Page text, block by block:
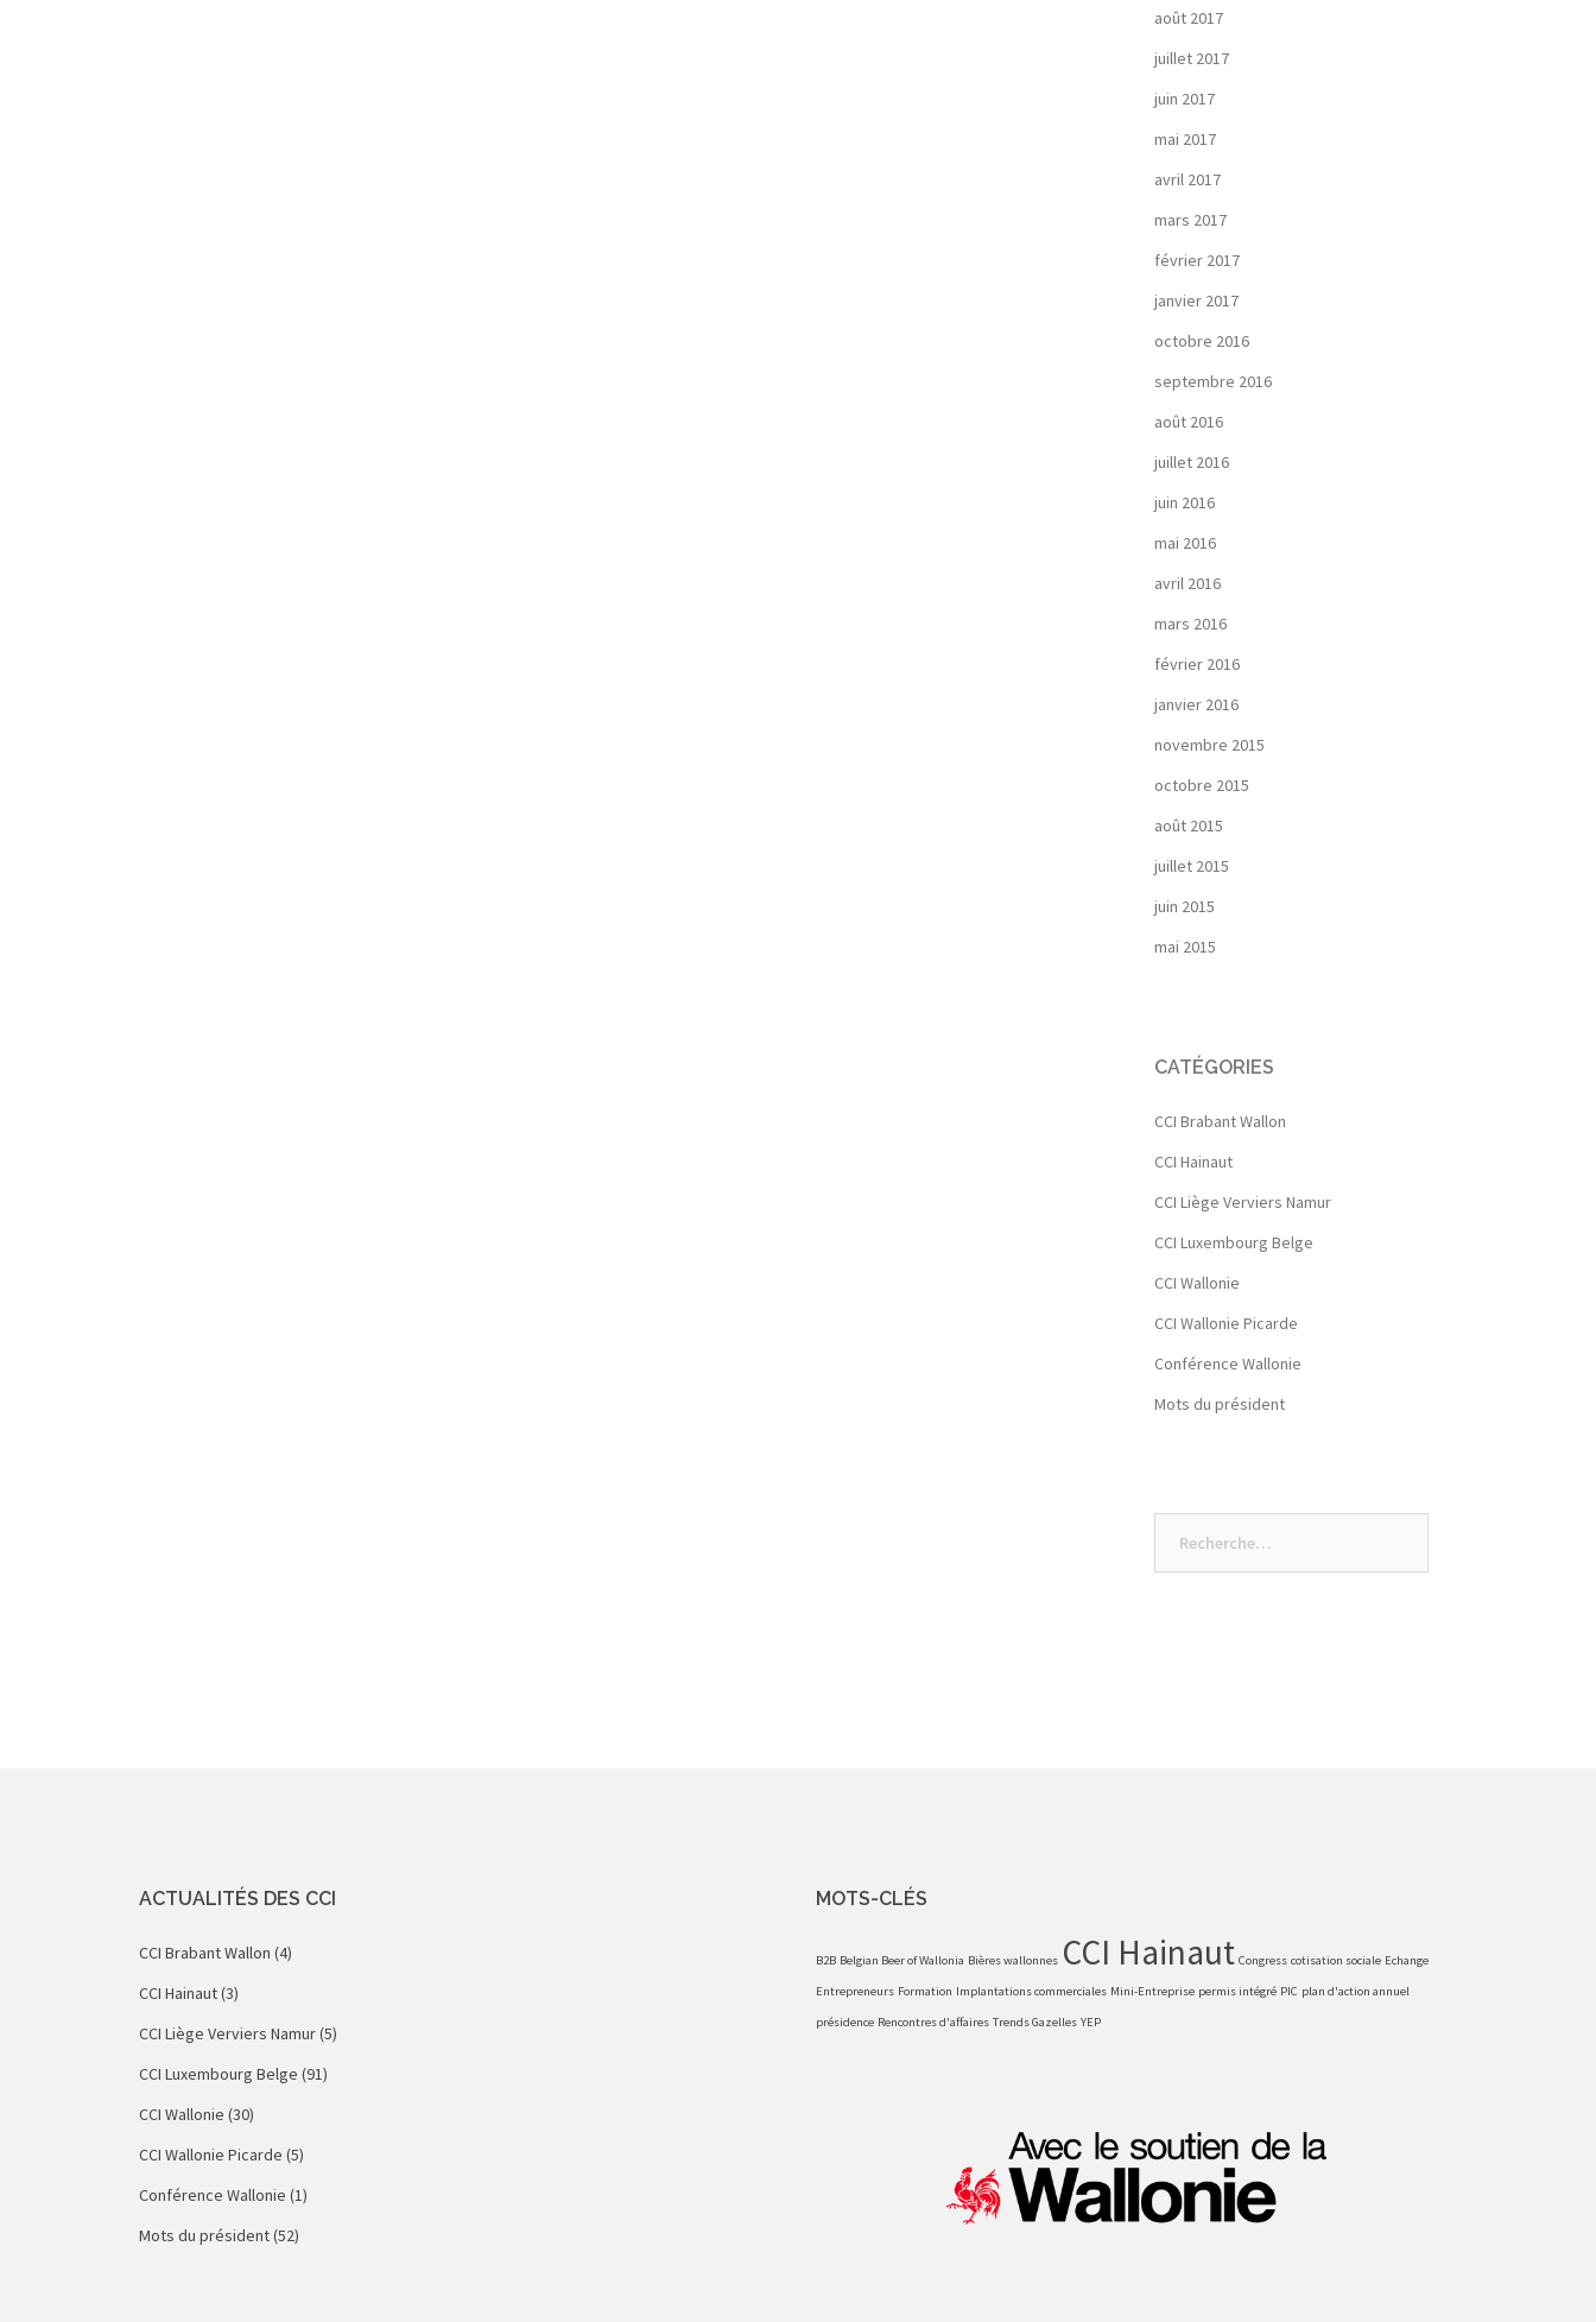
août 2017
juillet 2017
juin 2017
mai 2017
avril 2017
mars 2017
février 2017
janvier 2017
octobre 2016
septembre 2016
août 2016
juillet 2016
juin 2016
mai 2016
avril 2016
mars 2016
février 2016
janvier 2016
novembre 2015
octobre 2015
août 2015
juillet 2015
juin 2015
mai 2015
CATÉGORIES
CCI Brabant Wallon
CCI Hainaut
CCI Liège Verviers Namur
CCI Luxembourg Belge
CCI Wallonie
CCI Wallonie Picarde
Conférence Wallonie
Mots du président
ACTUALITÉS DES CCI
CCI Brabant Wallon (4)
CCI Hainaut(3)
CCI Liège Verviers Namur(5)
CCI Luxembourg Belge (91)
CCI Wallonie (30)
CCI Wallonie Picarde (5)
Conférence Wallonie (1)
Mots du président(52)
MOTS-CLÉS
B2B Belgian Beer of Wallonia Bières wallonnes CCI Hainaut Congress cotisation sociale Echange
Entrepreneurs Formation Implantations commerciales Mini-Entreprise permis intégré PIC plan d'action annuel
présidence Rencontres d'affaires Trends Gazelles YEP